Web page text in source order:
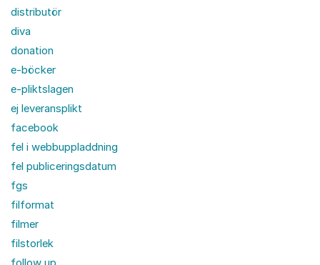
distributör
diva
donation
e-böcker
e-pliktslagen
ej leveransplikt
facebook
fel i webbuppladdning
fel publiceringsdatum
fgs
filformat
filmer
filstorlek